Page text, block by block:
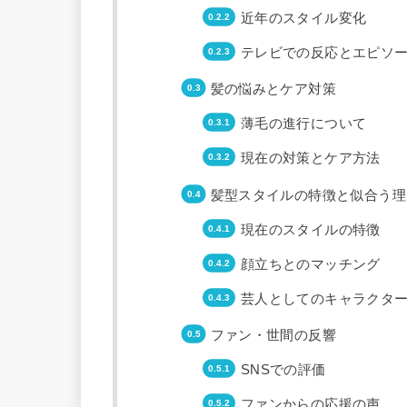
近年のスタイル変化
テレビでの反応とエピソ
髪の悩みとケア対策
薄毛の進行について
現在の対策とケア方法
髪型スタイルの特徴と似合う
現在のスタイルの特徴
顔立ちとのマッチング
芸人としてのキャラクタ
ファン・世間の反響
SNSでの評価